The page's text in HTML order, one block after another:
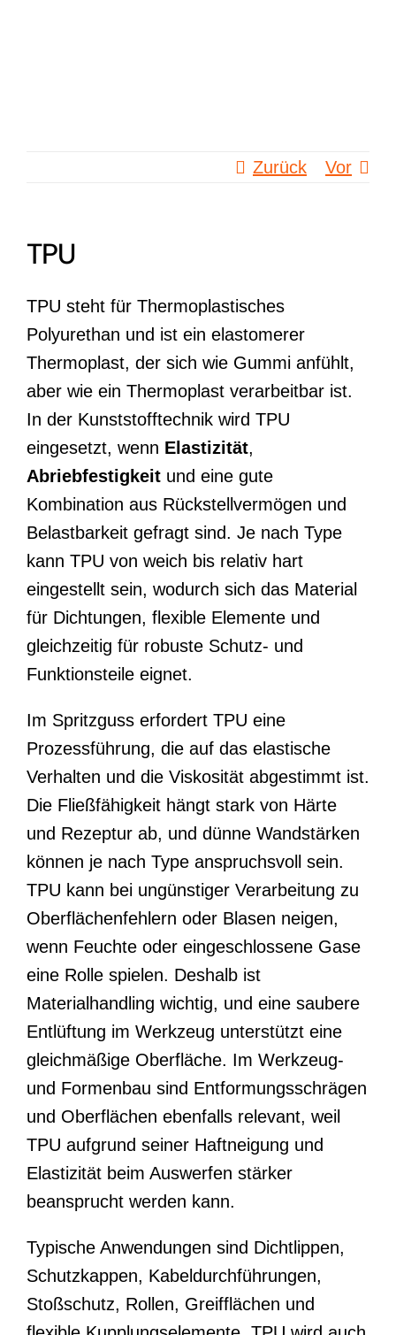
Zurück Vor
TPU
TPU steht für Thermoplastisches
Polyurethan und ist ein elastomerer
Thermoplast, der sich wie Gummi anfühlt,
aber wie ein Thermoplast verarbeitbar ist.
In der Kunststofftechnik wird TPU
eingesetzt, wenn Elastizität,
Abriebfestigkeit und eine gute
Kombination aus Rückstellvermögen und
Belastbarkeit gefragt sind. Je nach Type
kann TPU von weich bis relativ hart
eingestellt sein, wodurch sich das Material
für Dichtungen, flexible Elemente und
gleichzeitig für robuste Schutz- und
Funktionsteile eignet.
Im Spritzguss erfordert TPU eine
Prozessführung, die auf das elastische
Verhalten und die Viskosität abgestimmt ist.
Die Fließfähigkeit hängt stark von Härte
und Rezeptur ab, und dünne Wandstärken
können je nach Type anspruchsvoll sein.
TPU kann bei ungünstiger Verarbeitung zu
Oberflächenfehlern oder Blasen neigen,
wenn Feuchte oder eingeschlossene Gase
eine Rolle spielen. Deshalb ist
Materialhandling wichtig, und eine saubere
Entlüftung im Werkzeug unterstützt eine
gleichmäßige Oberfläche. Im Werkzeug-
und Formenbau sind Entformungsschrägen
und Oberflächen ebenfalls relevant, weil
TPU aufgrund seiner Haftneigung und
Elastizität beim Auswerfen stärker
beansprucht werden kann.
Typische Anwendungen sind Dichtlippen,
Schutzkappen, Kabeldurchführungen,
Stoßschutz, Rollen, Greifflächen und